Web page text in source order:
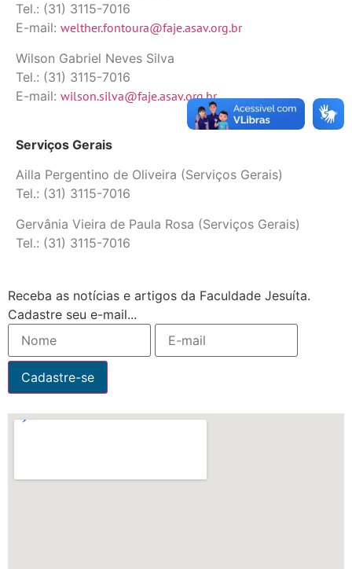
Tel.: (31) 3115-7016
E-mail: welther.fontoura@faje.asav.org.br
Wilson Gabriel Neves Silva
Tel.: (31) 3115-7016
E-mail: wilson.silva@faje.asav.org.br
Serviços Gerais
Ailla Pergentino de Oliveira (Serviços Gerais)
Tel.: (31) 3115-7016
Gervânia Vieira de Paula Rosa (Serviços Gerais)
Tel.: (31) 3115-7016
Receba as notícias e artigos da Faculdade Jesuíta.
Cadastre seu e-mail...